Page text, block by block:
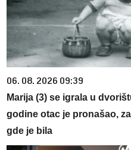
06. 08. 2026 09:39
Marija (3) se igrala u
godine otac je pronašao,
gde je bila